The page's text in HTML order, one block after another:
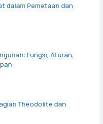
dalam Pemetaan dan
Fungsi, Aturan,
Theodolite dan